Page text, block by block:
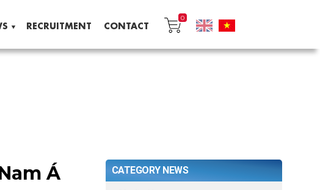
RECRUITMENT CONTACT
0
Á
CATEGORY NEWS